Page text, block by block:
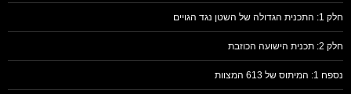
חלק 1: התכנית הגדולה של השטן נגד הגויים
חלק 2: תכנית הישועה הכוזבת
נספח 1: המיתוס של 613 המצוות